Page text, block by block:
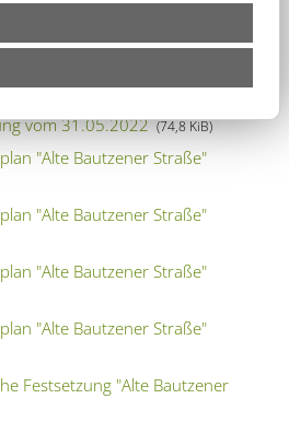
Straßenausbau
(155,2 KiB)
die öffentliche Auslage des
vom 31.05.2022(74,8 KiB)
"Alte Bautzener Straße"
"Alte Bautzener Straße"
"Alte Bautzener Straße"
"Alte Bautzener Straße"
Festsetzung "Alte Bautzener